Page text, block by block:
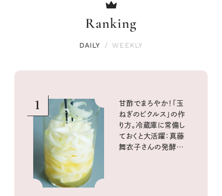
Ranking
DAILY / WEEKLY
1
甘酢でまろやか！「玉
ねぎのピクルス」の作
り方。冷蔵庫に常備し
ておくと大活躍：真藤
舞衣子さんの発酵と